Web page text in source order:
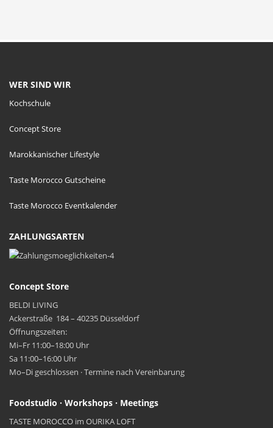
WER SIND WIR
Kochschule
Concept Store
Marokkanischer Lifestyle
Taste Morocco Gutscheine
Taste Morocco Eventkalender
ZAHLUNGSARTEN
Concept Store
BELDI LIVING
Ackerstraße 184 – 40235 Düsseldorf
Öffnungszeiten:
Mi–Fr 11:00–18:00 Uhr
Sa 11:00–16:00 Uhr
Mo–Di geschlossen · Termine nach Vereinbarung
Foodstudio · Workshops · Meetings
TASTE MOROCCO im OURIKA LOFT